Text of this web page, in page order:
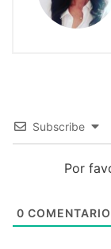
Subscribe
Por
0